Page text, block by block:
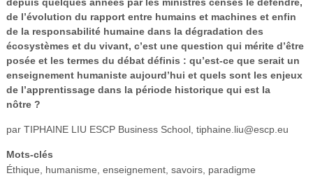
Se connecter
de l’évolution du rapport entre humains et machines et enfin
de la responsabilité humaine dans la dégradation des
écosystèmes et du vivant, c’est une question qui mérite d’être
posée et les termes du débat définis : qu’est-ce que serait un
enseignement humaniste aujourd’hui et quels sont les enjeux
de l’apprentissage dans la période historique qui est la
nôtre ?
par TIPHAINE LIU ESCP Business School, tiphaine.liu@escp.eu
Mots-clés
Éthique, humanisme, enseignement, savoirs, paradigme